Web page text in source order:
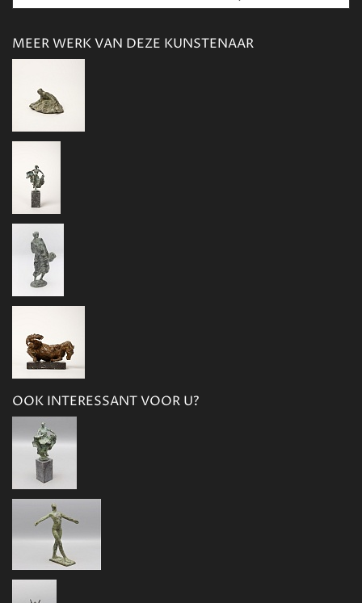
MEER WERK VAN DEZE KUNSTENAAR
OOK INTERESSANT VOOR U?